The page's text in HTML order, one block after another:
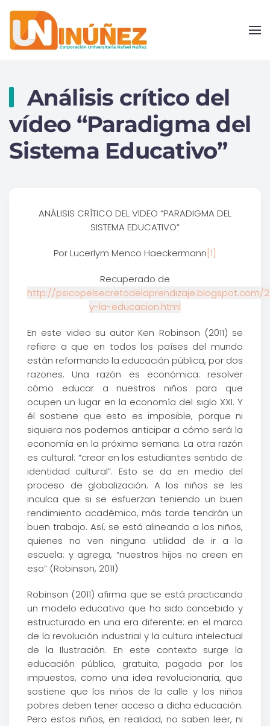
Skip to main content
Análisis crítico del
vídeo “Paradigma del
Sistema Educativo”
ANÁLISIS CRÍTICO DEL VIDEO “PARADIGMA DEL
SISTEMA EDUCATIVO”
Por Lucerlym Menco Haeckermann[1]
Recuperado de
http://psicopelsecretodelaprendizaje.blogspot.com/
y-la-educacion.html
En este video su autor Ken Robinson (2011) se
refiere a que en todos los países del mundo
están reformando la educación pública, por dos
razones. Una razón es económica: resolver
cómo educar a nuestros niños para que
ocupen un lugar en la economía del siglo XXI. Y
él sostiene que esto es imposible, porque ni
siquiera nos podemos anticipar a cómo será la
economía en la próxima semana. La otra razón
es cultural: “crear en los estudiantes sentido de
identidad cultural”. Esto se da en medio del
proceso de globalización. A los niños se les
inculca que si se esfuerzan teniendo un buen
rendimiento académico, más tarde tendrán un
buen trabajo. Así, se está alineando a los niños,
quienes no ven ninguna utilidad de ir a la
escuela; y agrega, “nuestros hijos no creen en
eso” (Robinson, 2011)
Robinson (2011) afirma que se está practicando
un modelo educativo que ha sido concebido y
estructurado en una era diferente: en el marco
de la revolución industrial y la cultura intelectual
de la Ilustración. En este contexto surge la
educación pública, gratuita, pagada por los
impuestos, como una idea revolucionaria, que
sostiene que los niños de la calle y los niños
pobres deben tener acceso a dicha educación.
Pero estos niños, en realidad, no saben leer, ni